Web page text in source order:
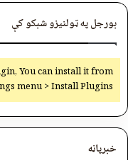
بورجل په ټولنیزو شبکو کې
You can install it from
menu > Install Plugins.
خبرپاڼه